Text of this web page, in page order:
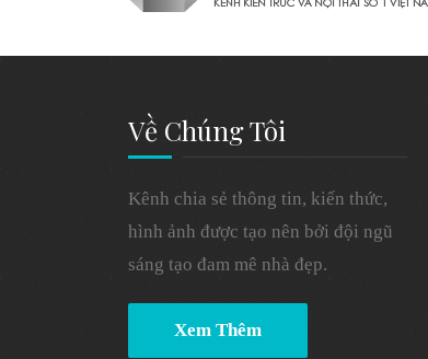
Về Chúng Tôi
Kênh chia sẻ thông tin, kiến thức,
hình ảnh được tạo nên bởi đội ngũ
sáng tạo đam mê nhà đẹp.
Xem Thêm